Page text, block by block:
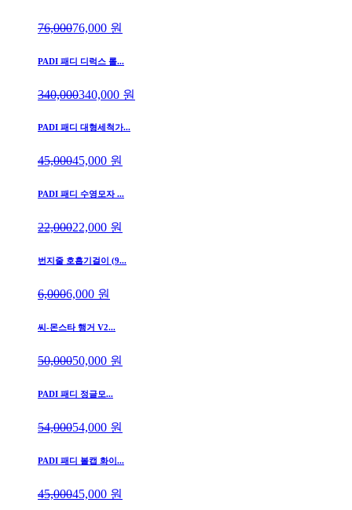
76,00076,000 원
PADI 패디 디럭스 롤...
340,000340,000 원
PADI 패디 대형세척가...
45,00045,000 원
PADI 패디 수영모자 ...
22,00022,000 원
번지줄 호흡기걸이 (9...
6,0006,000 원
씨-몬스타 행거 V2...
50,00050,000 원
PADI 패디 정글모...
54,00054,000 원
PADI 패디 볼캡 화이...
45,00045,000 원